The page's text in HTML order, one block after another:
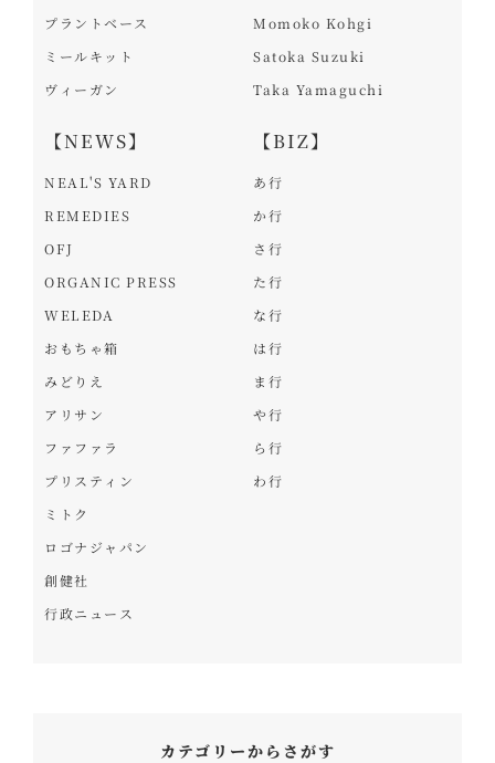
プラントベース
ミールキット
ヴィーガン
【NEWS】
NEAL'S YARD
REMEDIES
OFJ
ORGANIC PRESS
WELEDA
おもちゃ箱
みどりえ
アリサン
ファファラ
プリスティン
ミトク
ロゴナジャパン
創健社
行政ニュース
Momoko Kohgi
Satoka Suzuki
Taka Yamaguchi
【BIZ】
あ行
か行
さ行
た行
な行
は行
ま行
や行
ら行
わ行
カテゴリーからさがす